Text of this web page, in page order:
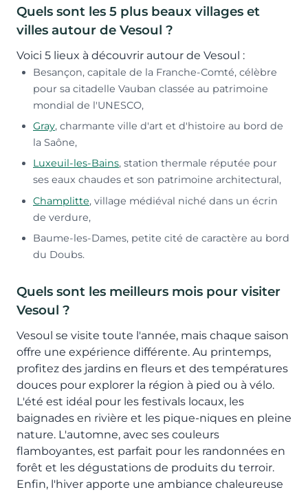
Quels sont les 5 plus beaux villages et
villes autour de Vesoul ?
Voici 5 lieux à découvrir autour de Vesoul :
Besançon, capitale de la Franche-Comté, célèbre
pour sa citadelle Vauban classée au patrimoine
mondial de l'UNESCO,
Gray, charmante ville d'art et d'histoire au bord de
la Saône,
Luxeuil-les-Bains, station thermale réputée pour
ses eaux chaudes et son patrimoine architectural,
Champlitte, village médiéval niché dans un écrin
de verdure,
Baume-les-Dames, petite cité de caractère au bord
du Doubs.
Quels sont les meilleurs mois pour visiter
Vesoul ?
Vesoul se visite toute l'année, mais chaque saison
offre une expérience différente. Au printemps,
profitez des jardins en fleurs et des températures
douces pour explorer la région à pied ou à vélo.
L'été est idéal pour les festivals locaux, les
baignades en rivière et les pique-niques en pleine
nature. L'automne, avec ses couleurs
flamboyantes, est parfait pour les randonnées en
forêt et les dégustations de produits du terroir.
Enfin, l'hiver apporte une ambiance chaleureuse